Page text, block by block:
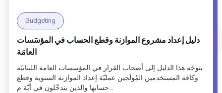
Budgeting
دليل إعداد مشروع الموازنة وقطع الحساب في المؤسَسات
العامَة
يتوجّه هذا الدليل إلى أصحاب القرار في المؤسسات العامة اللبنانيّة
وكافة المستخدمين المُولَجين عمليّة إعداد الموازنة السنوية وقطع
حسابها والذين يتدخّلون في أيّة م...